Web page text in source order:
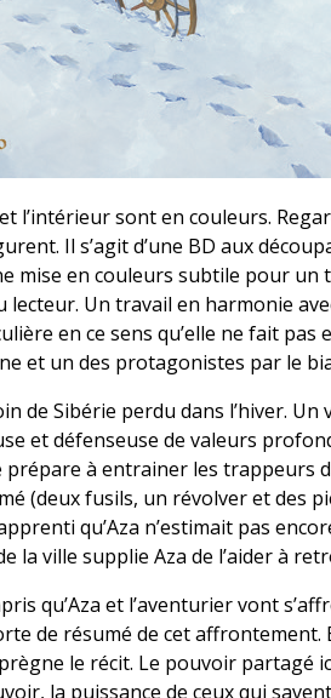
l’intérieur sont en couleurs.
Il s’agit d’une BD aux
mise en couleurs subtile pour un
lecteur. Un travail en harmonie
en ce sens qu’elle ne fait
et un des protagonistes par le
de Sibérie perdu dans l’hiver.
et défenseuse de valeurs
prépare à entrainer les trappeurs
(deux fusils, un révolver et des
qu’Aza n’estimait pas
la ville supplie Aza de l’aider à
qu’Aza et l’aventurier vont
de résumé de cet
le récit. Le pouvoir partagé
la puissance de ceux qui